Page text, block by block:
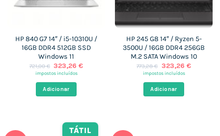
HP 840 G7 14″ / i5-10310U /
16GB DDR4 512GB SSD
Windows 11
721,00€ O
preço
era:
721,00 €.
323,26€O
impostos incluídos
Adicionar
HP 245 G8 14″ / Ryzen 5-
3500U / 16GB DDR4 256GB
M.2 SATA Windows 10
773,28€ O
preço
era:
773,28 €.
323,26 €O
impostos incluídos
Adicionar
TÁTIL